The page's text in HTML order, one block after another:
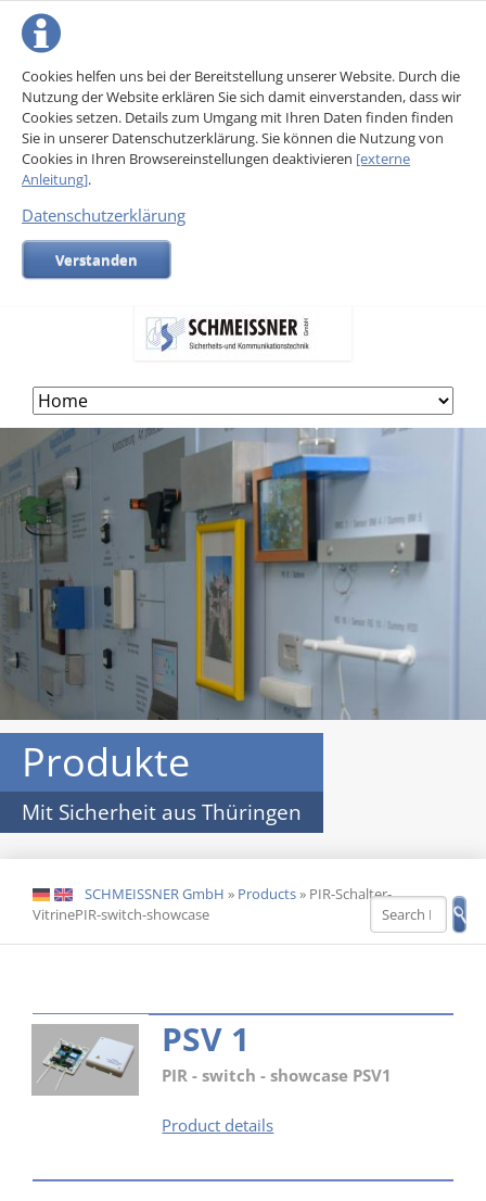
Cookies helfen uns bei der Bereitstellung unserer Website. Durch die
Nutzung der Website erklären Sie sich damit einverstanden, dass wir
Cookies setzen. Details zum Umgang mit Ihren Daten finden finden
Sie in unserer Datenschutzerklärung. Sie können die Nutzung von
Cookies in Ihren Browsereinstellungen deaktivieren [externe
Anleitung].
Datenschutzerklärung
Verstanden
navigation
Produkte
Mit Sicherheit aus Thüringen
DE EN SCHMEISSNER GmbH » Products» PIR-Schalter-
VitrinePIR-switch-showcase
PSV 1
PIR - switch - showcase PSV1
Product detailsPSV